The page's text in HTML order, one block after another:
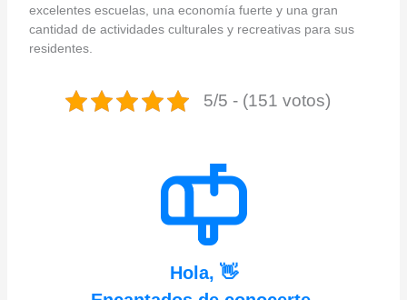
excelentes escuelas, una economía fuerte y una gran
cantidad de actividades culturales y recreativas para sus
residentes.
5/5 - (151 votos)
Hola, 👋